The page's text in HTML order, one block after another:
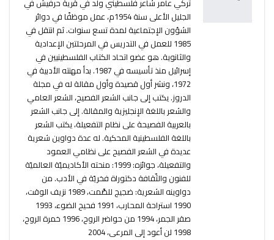
الجليل الأعلى سنة 1954م، عمل موظفًا في دوائر
الشؤون الإجتماعية لمدة تسع سنوات. ثم انتقل في
1985 للعمل في التدريس في المرحلتين الإعدادية
والثانوية. هو عضو اتحاد الكتاب الفلسطينيين في
إسرائيل منذ تأسيسه في 1987. بدأ مهنته الأدبية في
1972، ونشر أول قصيدة وأول مقالة له في مجلة
الدروز. يكتب إلى جانب الشعر الفصيح، الشعر العامي
والشعر باللغة الإنجليزية والمقالة. إلى جانب الشعر
بالعربية الفصيحة على نظام التفعيلة، يكتب الشعر
باللغة الفلسطينية المحكية. له عدة دواوين شعرية
عديدة في الشعر الفصيح على نظامي العمود
والتفعيلة، جوائزه: 1999: منحته الأكاديميّة العالميّة
للفنون والثّقافة دكتوراة فخريّة في الأدب. من
دواوينه الشعرية: ضجيج للصَّمت، 1989 نزيف الوقت،
1990 استراحة المحارب، 1991 فحيح الضوء، 1993
صقر الجمر، 1994 من حواضر الروح، 1996 خمرة الروح،
1998 لن أعود إلى المرعى، 2004